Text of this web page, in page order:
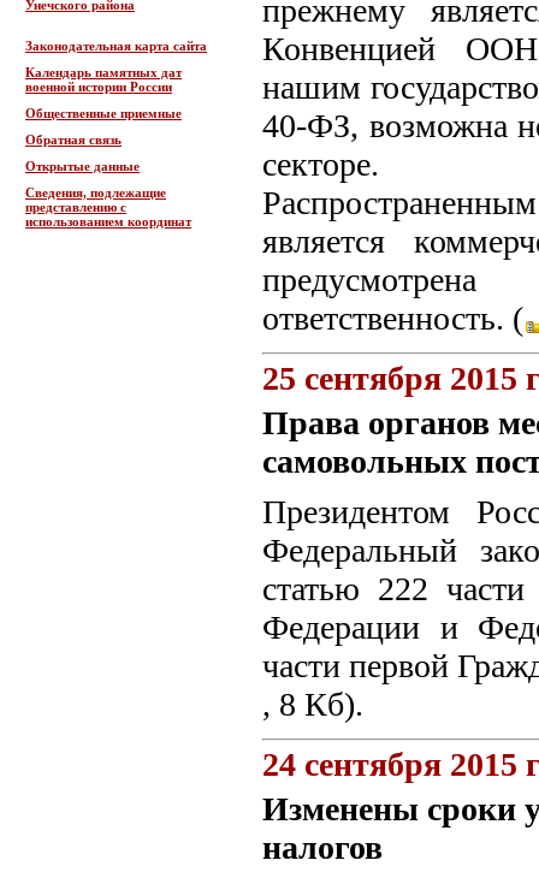
Унечского района
Законодательная карта сайта
Календарь памятных дат
военной истории России
Общественные приемные
Обратная связь
Открытые данные
Сведения, подлежащие
представлению с
использованием координат
прежнему
Конвенцией ООН
нашим
40-ФЗ, возможна
секторе.
является
ответственность. (
25 сентября 2015
Права органов
самовольных
Президентом
Федеральный
статью 222 части
Федерации и
части первой
, 8 Кб).
24 сентября 2015
Изменены сроки
налогов